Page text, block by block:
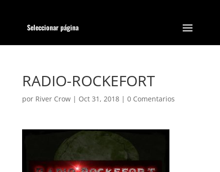
Seleccionar página
RADIO-ROCKEFORT
por River Crow| Oct 31, 2018| 0 Comentarios